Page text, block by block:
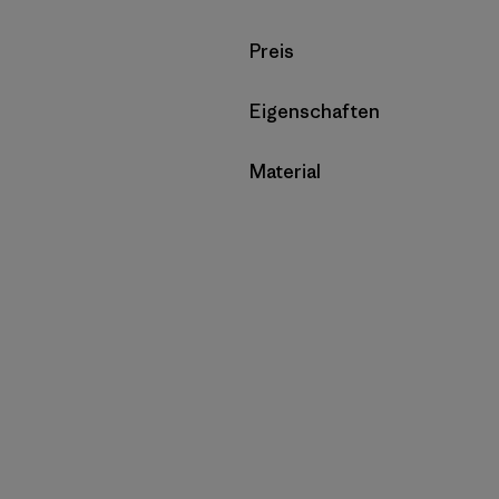
Filter by
Preis
Filter by
Eigenschaften
Filter by
Material